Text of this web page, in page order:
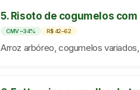
5. Risoto de cogumelos
CMV ~34% R$ 42–62
Arroz arbóreo, cogumelos